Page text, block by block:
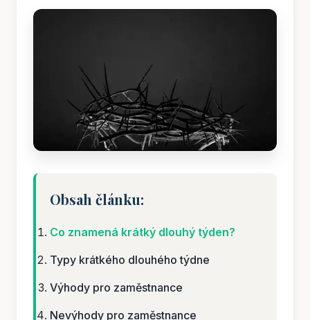
Obsah článku:
Co znamená krátký dlouhý týden?
Typy krátkého dlouhého týdne
Výhody pro zaměstnance
Nevýhody pro zaměstnance